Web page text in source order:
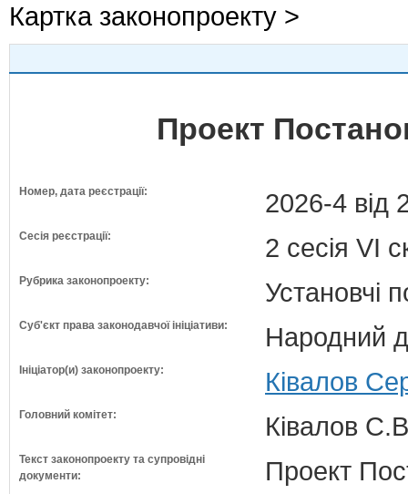
Картка законопроекту >
Проект
Номер, дата реєстрації: 2026-4 від
Сесія реєстрації: 2 сесія VI
Рубрика законопроекту: Установчі
Суб'єкт права законодавчої ініціативи: Народний
Ініціатор(и) законопроекту: Ківалов
Головний комітет: Ківалов
Текст законопроекту та супровідні
документи:
Проект